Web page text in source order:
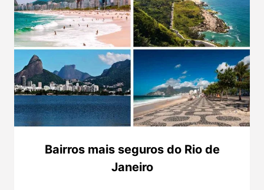
Bairros mais seguros do Rio de
Janeiro